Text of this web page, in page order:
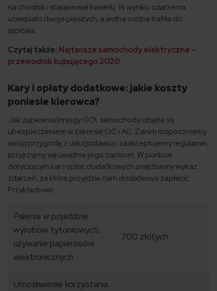
na chodnik i staranował barierki. W wyniku zdarzenia
ucierpiało dwoje pieszych, a jedna osoba trafiła do
szpitala.
Czytaj także: Najtańsze samochody elektryczne –
przewodnik kupującego 2020
Kary i opłaty dodatkowe: jakie koszty
poniesie kierowca?
Jak zapewnia Innogy GO!, samochody objęte są
ubezpieczeniem w zakresie OC i AC. Zanim rozpoczniemy
swoją przygodę z usługodawcą i zaakceptujemy regulamin,
przyjrzyjmy się uważnie jego zapisom. W punkcie
dotyczącym kar i opłat dodatkowych znajdziemy wykaz
zdarzeń, za które przyjdzie nam dodatkowo zapłacić.
Przykładowo:
Palenie w pojeździe
wyrobów tytoniowych,
używanie papierosów
elektronicznych
700 złotych
Umożliwienie korzystania